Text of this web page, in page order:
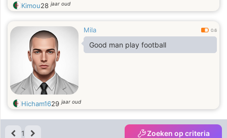
Kimou28jaar oud
Mila 0.6
Good man play football
Hicham1629jaar oud
1 Zoeken op criteria